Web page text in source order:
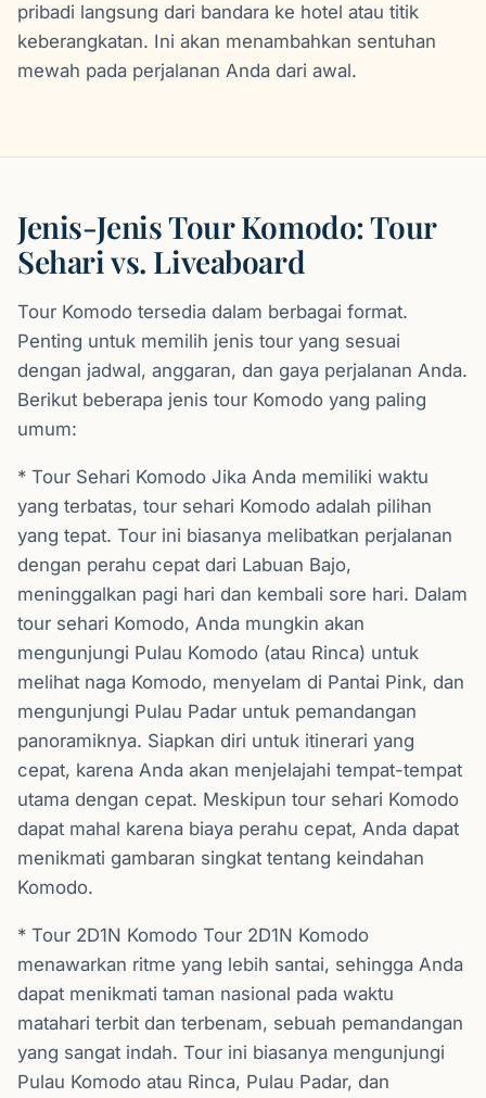
pribadi langsung dari bandara ke hotel atau titik
keberangkatan. Ini akan menambahkan sentuhan
mewah pada perjalanan Anda dari awal.
Jenis-Jenis Tour Komodo: Tour
Sehari vs. Liveaboard
Tour Komodo tersedia dalam berbagai format.
Penting untuk memilih jenis tour yang sesuai
dengan jadwal, anggaran, dan gaya perjalanan Anda.
Berikut beberapa jenis tour Komodo yang paling
umum:
* Tour Sehari Komodo Jika Anda memiliki waktu
yang terbatas, tour sehari Komodo adalah pilihan
yang tepat. Tour ini biasanya melibatkan perjalanan
dengan perahu cepat dari Labuan Bajo,
meninggalkan pagi hari dan kembali sore hari. Dalam
tour sehari Komodo, Anda mungkin akan
mengunjungi Pulau Komodo (atau Rinca) untuk
melihat naga Komodo, menyelam di Pantai Pink, dan
mengunjungi Pulau Padar untuk pemandangan
panoramiknya. Siapkan diri untuk itinerari yang
cepat, karena Anda akan menjelajahi tempat-tempat
utama dengan cepat. Meskipun tour sehari Komodo
dapat mahal karena biaya perahu cepat, Anda dapat
menikmati gambaran singkat tentang keindahan
Komodo.
* Tour 2D1N Komodo Tour 2D1N Komodo
menawarkan ritme yang lebih santai, sehingga Anda
dapat menikmati taman nasional pada waktu
matahari terbit dan terbenam, sebuah pemandangan
yang sangat indah. Tour ini biasanya mengunjungi
Pulau Komodo atau Rinca, Pulau Padar, dan